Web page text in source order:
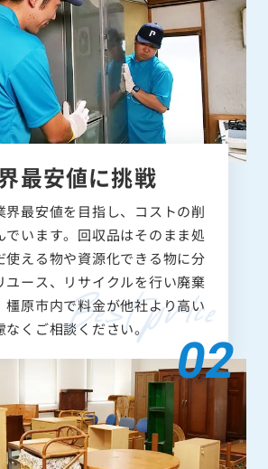
最安値に挑戦
界最安値を目指し、コストの削
でいます。回収品はそのまま処
使える物や資源化できる物に分
ユース、リサイクルを行い廃棄
橿原市内で料金が他社より高い
なくご相談ください。